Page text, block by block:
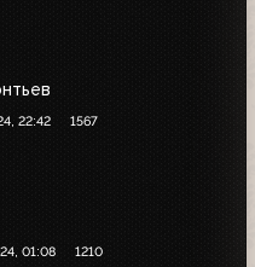
22:42 1567
01:08 1210